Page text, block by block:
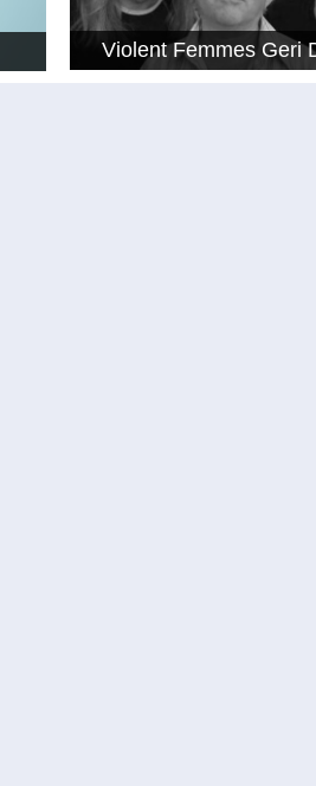
Violent Femmes Geri